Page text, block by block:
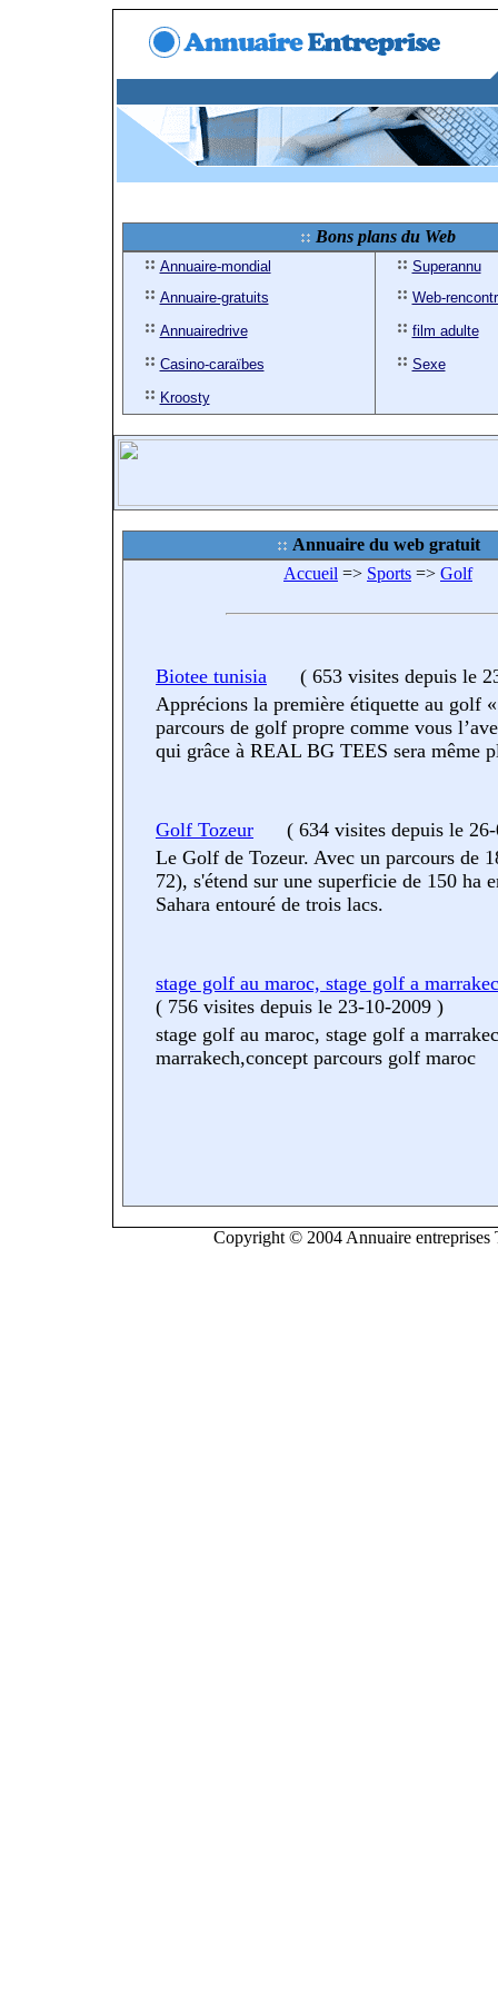
Bons plans du Web
Annuaire-mondial
Annuaire-gratuits
Annuairedrive
Casino-caraïbes
Kroosty
Superannu
Web-
film adulte
Sexe
Annuaire du web gratuit
Accueil => Sports => Golf
Biotee tunisia ( 653 visites depuis le
Apprécions la première étiquette au golf
parcours de golf propre comme vous
qui grâce à REAL BG TEES sera même
Golf Tozeur ( 634 visites depuis le
Le Golf de Tozeur. Avec un parcours de
72), s'étend sur une superficie de 150 ha
Sahara entouré de trois lacs.
stage golf au maroc, stage golf a
( 756 visites depuis le 23-10-2009 )
stage golf au maroc, stage golf a
marrakech,concept parcours golf maroc
Copyright © 2004 Annuaire entreprises